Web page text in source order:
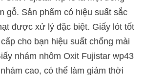
gỗ. Sản phẩm có hiệu suất sắc
được xử lý đặc biệt. Giấy lót tốt
cho bạn hiệu suất chống mài
nhám nhôm Oxit Fujistar wp43
cao, có thể làm giảm thời